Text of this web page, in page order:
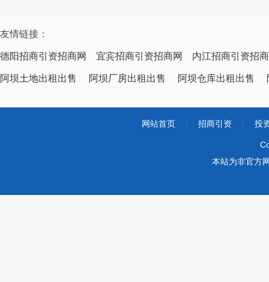
友情链接：
德阳招商引资招商网 宜宾招商引资招商网 内江招商引资招
阿坝土地出租出售 阿坝厂房出租出售 阿坝仓库出租出售
网站首页 招商引资 投
本站为非官方